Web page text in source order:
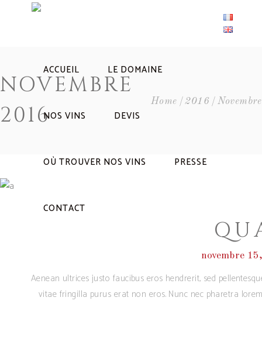
ACCUEIL LE DOMAINE
NOS VINS DEVIS
OÙ TROUVER NOS VINS PRESSE
CONTACT
NOVEMBRE
2016
Home 2016 Novembre
novembre
Aenean ultrices justo faucibus eros hendrerit, sed
vitae fringilla purus erat non eros. Nunc nec pharetra